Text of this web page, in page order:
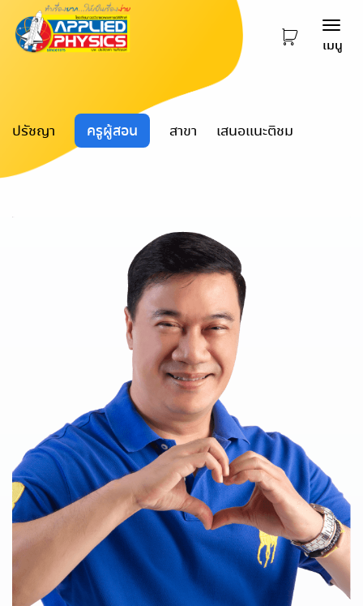
เมนู
ปรัชญา ครูผู้สอน สาขา เสนอแนะติชม